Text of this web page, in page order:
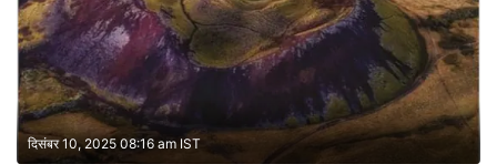
दिसंबर 10, 2025 08:16 am IST